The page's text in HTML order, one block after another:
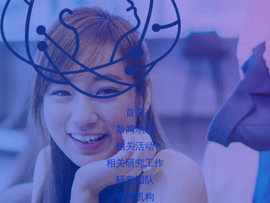
首页
新闻动态
相关活动
相关研究工作
研究团队
合作机构